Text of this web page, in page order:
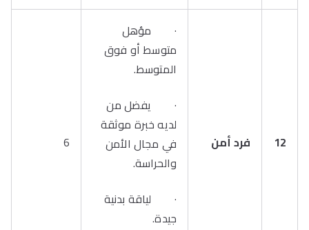
12 فرد أمن
· مؤهل
متوسط أو فوق
المتوسط.
· يفضل من
لديه خبرة موثقة
في مجال الأمن
والحراسة.
· لياقة بدنية
جيدة.
6